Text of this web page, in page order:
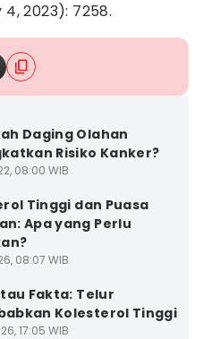
4, 2023): 7258.
Daging Olahan
Risiko Kanker?
08:00 WIB
Tinggi dan Puasa
Apa yang Perlu
08:07 WIB
Fakta: Telur
Kolesterol Tinggi
17:05 WIB